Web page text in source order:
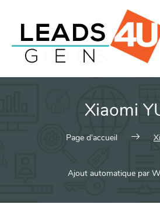
Xiaomi
Page d'accueil
Ajout automatique par